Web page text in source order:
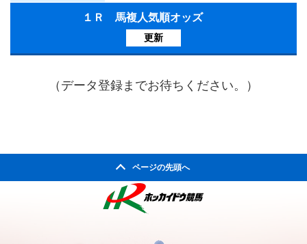
１Ｒ 馬複人気順オッズ
更新
（データ登録までお待ちください。）
ページの先頭へ